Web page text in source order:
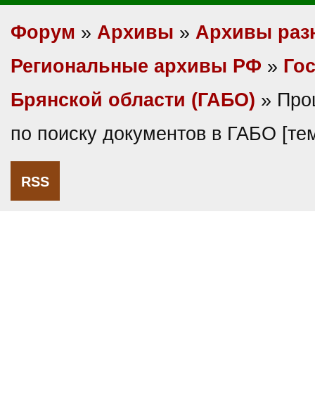
Форум » Архивы » Архивы
Региональные архивы РФ »
Брянской области (ГАБО) »
по поиску документов в ГАБО
RSS